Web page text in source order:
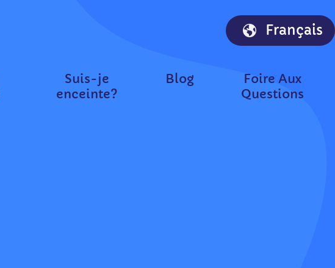
Français
Suis-je
enceinte?
Blog
Foire Aux
Questions